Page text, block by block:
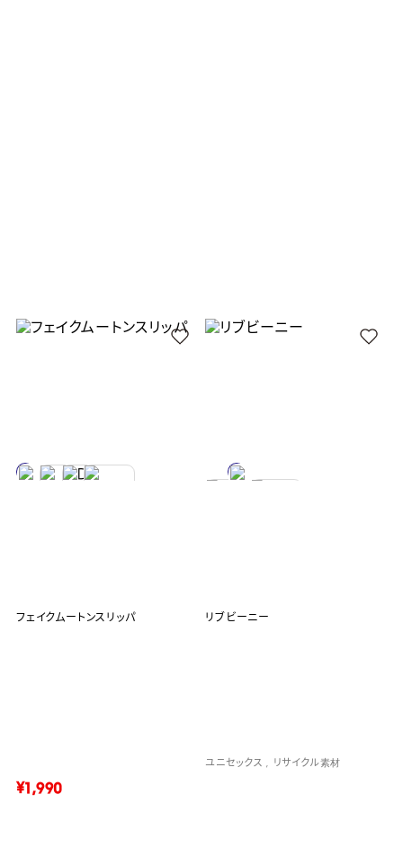
フェイクムートンスリッパ
¥1,990
リブビーニー
ユニセックス リサイクル素材